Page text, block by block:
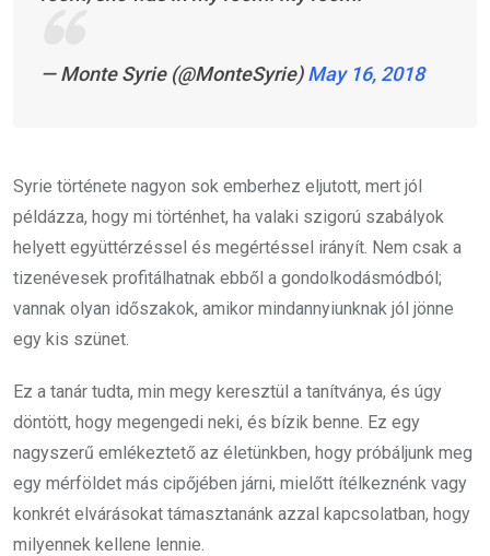
— Monte Syrie (@MonteSyrie)May 16, 2018
Syrie története nagyon sok emberhez eljutott, mert jól
példázza, hogy mi történhet, ha valaki szigorú szabályok
helyett együttérzéssel és megértéssel irányít. Nem csak a
tizenévesek profitálhatnak ebből a gondolkodásmódból;
vannak olyan időszakok, amikor mindannyiunknak jól jönne
egy kis szünet.
Ez a tanár tudta, min megy keresztül a tanítványa, és úgy
döntött, hogy megengedi neki, és bízik benne. Ez egy
nagyszerű emlékeztető az életünkben, hogy próbáljunk meg
egy mérföldet más cipőjében járni, mielőtt ítélkeznénk vagy
konkrét elvárásokat támasztanánk azzal kapcsolatban, hogy
milyennek kellene lennie.